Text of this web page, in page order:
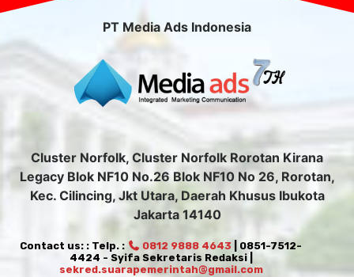
PT Media Ads Indonesia
Cluster Norfolk, Cluster Norfolk Rorotan Kirana
Legacy Blok NF10 No.26 Blok NF10 No 26, Rorotan,
Kec. Cilincing, Jkt Utara, Daerah Khusus Ibukota
Jakarta 14140
Contact us: : Telp. : 0812 9888 4643 | 0851-7512-
4424 - Syifa Sekretaris Redaksi |
sekred.suarapemerintah@gmail.com